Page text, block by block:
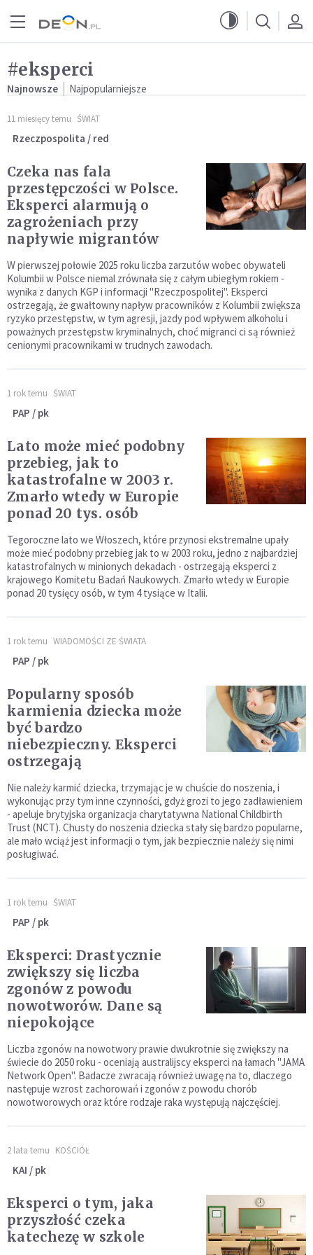
#eksperci
Najnowsze Najpopularniejsze
11 miesięcy temu ŚWIAT
Rzeczpospolita / red
Czeka nas fala
przestępczości w Polsce.
Eksperci alarmują o
zagrożeniach przy
napływie migrantów
W pierwszej połowie 2025 roku liczba zarzutów wobec obywateli
Kolumbii w Polsce niemal zrównała się z całym ubiegłym rokiem -
wynika z danych KGP i informacji "Rzeczpospolitej". Eksperci
ostrzegają, że gwałtowny napływ pracowników z Kolumbii zwiększa
ryzyko przestępstw, w tym agresji, jazdy pod wpływem alkoholu i
poważnych przestępstw kryminalnych, choć migranci ci są również
cenionymi pracownikami w trudnych zawodach.
1 rok temu ŚWIAT
PAP / pk
Lato może mieć podobny
przebieg, jak to
katastrofalne w 2003 r.
Zmarło wtedy w Europie
ponad 20 tys. osób
Tegoroczne lato we Włoszech, które przynosi ekstremalne upały
może mieć podobny przebieg jak to w 2003 roku, jedno z najbardziej
katastrofalnych w minionych dekadach - ostrzegają eksperci z
krajowego Komitetu Badań Naukowych. Zmarło wtedy w Europie
ponad 20 tysięcy osób, w tym 4 tysiące w Italii.
1 rok temu WIADOMOŚCI ZE ŚWIATA
PAP / pk
Popularny sposób
karmienia dziecka może
być bardzo
niebezpieczny. Eksperci
ostrzegają
Nie należy karmić dziecka, trzymając je w chuście do noszenia, i
wykonując przy tym inne czynności, gdyż grozi to jego zadławieniem
- apeluje brytyjska organizacja charytatywna National Childbirth
Trust (NCT). Chusty do noszenia dziecka stały się bardzo popularne,
ale mało wciąż jest informacji o tym, jak bezpiecznie należy się nimi
posługiwać.
1 rok temu ŚWIAT
PAP / pk
Eksperci: Drastycznie
zwiększy się liczba
zgonów z powodu
nowotworów. Dane są
niepokojące
Liczba zgonów na nowotwory prawie dwukrotnie się zwiększy na
świecie do 2050 roku - oceniają australijscy eksperci na łamach "JAMA
Network Open". Badacze zwracają również uwagę na to, dlaczego
następuje wzrost zachorowań i zgonów z powodu chorób
nowotworowych oraz które rodzaje raka występują najczęściej.
2 lata temu KOŚCIÓŁ
KAI / pk
Eksperci o tym, jaka
przyszłość czeka
katechezę w szkole